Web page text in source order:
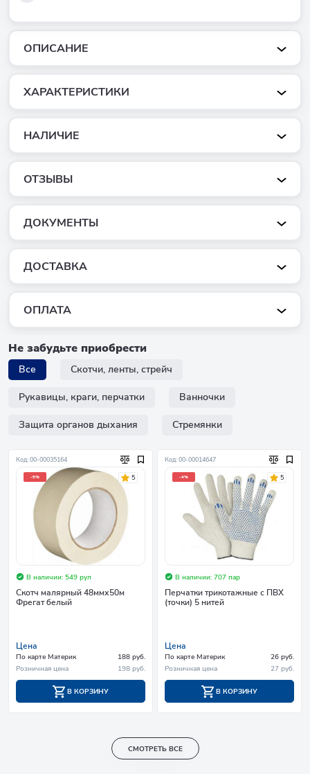
ОПИСАНИЕ
ХАРАКТЕРИСТИКИ
НАЛИЧИЕ
ОТЗЫВЫ
ДОКУМЕНТЫ
ДОСТАВКА
ОПЛАТА
Не забудьте приобрести
Все Скотчи, ленты, стрейч
Рукавицы, краги, перчатки Ванночки
Защита органов дыхания Стремянки
Код: 00-00035164
-5% 5
В наличии: 549 рул
Скотч малярный 48ммх50м
Фрегат белый
Цена
По карте Материк
188 руб.
Розничная цена
198 руб.
В КОРЗИНУ
Код: 00-00014647
-4% 5
В наличии: 707 пар
Перчатки трикотажные с ПВХ
(точки) 5 нитей
Цена
По карте Материк
26 руб.
Розничная цена
27 руб.
В КОРЗИНУ
СМОТРЕТЬ ВСЕ